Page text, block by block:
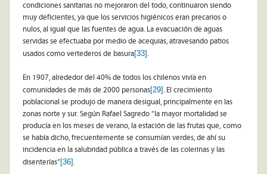
condiciones sanitarias no mejoraron del todo, continuaron siendo
muy deficientes, ya que los servicios higiénicos eran precarios o
nulos, al igual que las fuentes de agua. La evacuación de aguas
servidas se efectuaba por medio de acequias, atravesando patios
usados como vertederos de basura[33].
En 1907, alrededor del 40% de todos los chilenos vivía en
comunidades de más de 2000 personas[29]. El crecimiento
poblacional se produjo de manera desigual, principalmente en las
zonas norte y sur. Según Rafael Sagredo “la mayor mortalidad se
producía en los meses de verano, la estación de las frutas que, como
se había dicho, frecuentemente se consumían verdes, de ahí su
incidencia en la salubridad pública a través de las colerinas y las
disenterías” [36].